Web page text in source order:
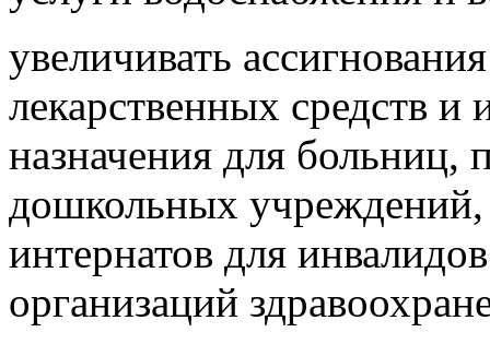
увеличивать
лекарственных средств и
назначения для больниц,
дошкольных
интернатов для
организаций